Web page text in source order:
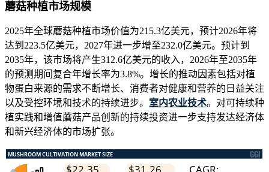
蘑菇种植市场规模
2025年全球蘑菇种植市场价值为215.3亿美元，预计2026年将
达到223.5亿美元，2027年进一步增至232.0亿美元。预计到
2035年，该市场将产生312.6亿美元的收入，2026年至2035年
的预测期间复合年增长率为3.8%。增长的推动因素包括对植
物蛋白来源的需求不断增长、消费者对健康和营养的日益关注
以及受控环境和技术的持续进步。 室内农业技术。对可持续种
植实践和增值蘑菇产品创新的持续投资进一步支持发达经济体
和新兴经济体的市场扩张。